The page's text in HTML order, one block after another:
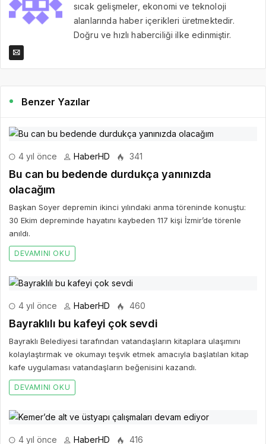
sıcak gelişmeler, ekonomi ve teknoloji
alanlarında haber içerikleri üretmektedir.
Doğru ve hızlı haberciliği ilke edinmiştir.
Benzer Yazılar
4 yıl önce HaberHD 341
Bu can bu bedende durdukça yanınızda
olacağım
Başkan Soyer depremin ikinci yılındaki anma töreninde konuştu:
30 Ekim depreminde hayatını kaybeden 117 kişi İzmir’de törenle
anıldı.
DEVAMINI OKU
4 yıl önce HaberHD 460
Bayraklılı bu kafeyi çok sevdi
Bayraklı Belediyesi tarafından vatandaşların kitaplara ulaşımını
kolaylaştırmak ve okumayı teşvik etmek amacıyla başlatılan kitap
kafe uygulaması vatandaşların beğenisini kazandı.
DEVAMINI OKU
4 yıl önce HaberHD 416